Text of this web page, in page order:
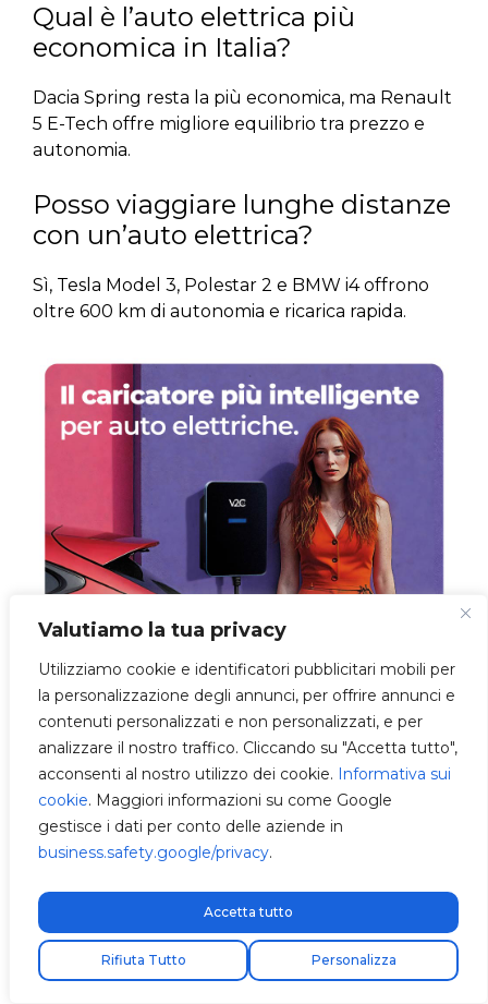
Valutiamo la tua privacy
Utilizziamo cookie e identificatori pubblicitari mobili per
la personalizzazione degli annunci, per offrire annunci e
contenuti personalizzati e non personalizzati, e per
analizzare il nostro traffico. Cliccando su "Accetta tutto",
acconsenti al nostro utilizzo dei cookie. Informativa sui
cookie. Maggiori informazioni su come Google
gestisce i dati per conto delle aziende in
business.safety.google/privacy.
Personalizza
Rifiuta Tutto
Accetta tutto
Qual è l’auto elettrica più
economica in Italia?
Dacia Spring resta la più economica, ma Renault
5 E-Tech offre migliore equilibrio tra prezzo e
autonomia.
Posso viaggiare lunghe distanze
con un’auto elettrica?
Sì, Tesla Model 3, Polestar 2 e BMW i4 offrono
oltre 600 km di autonomia e ricarica rapida.
Categorie
e-Mobility
Nuovo MG HS PHEV 2025, il SUV ibrido plug-in
BMW presenta la nuova BMW iX3 2026 e
inaugura l’era Neue KlasseSpedizione express gratuita!